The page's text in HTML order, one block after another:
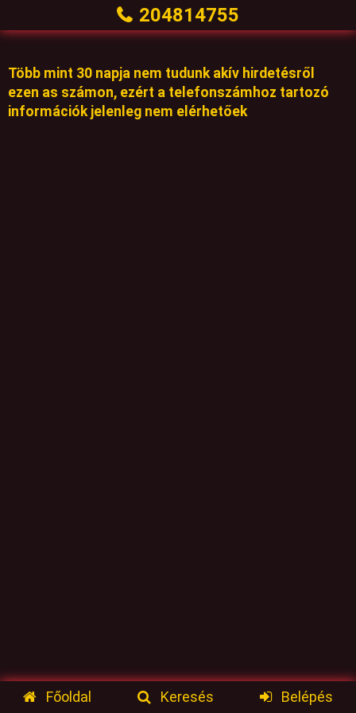
204814755
Főoldal Keresés Belépés
Több mint 30 napja nem tudunk akív hirdetésről
ezen as számon, ezért a telefonszámhoz tartozó
információk jelenleg nem elérhetőek